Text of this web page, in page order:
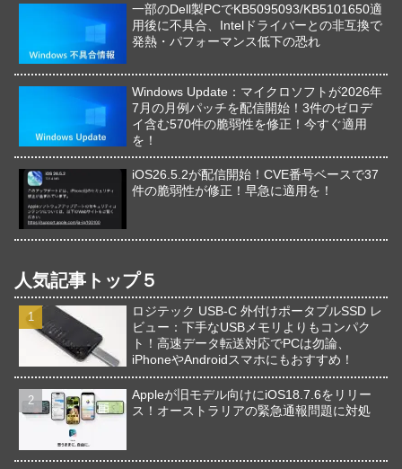
一部のDell製PCでKB5095093/KB5101650適
用後に不具合、Intelドライバーとの非互換で
発熱・パフォーマンス低下の恐れ
Windows Update：マイクロソフトが2026年
7月の月例パッチを配信開始！3件のゼロデ
イ含む570件の脆弱性を修正！今すぐ適用
を！
iOS26.5.2が配信開始！CVE番号ベースで37
件の脆弱性が修正！早急に適用を！
人気記事トップ５
ロジテック USB-C 外付けポータブルSSD レ
ビュー：下手なUSBメモリよりもコンパク
ト！高速データ転送対応でPCは勿論、
iPhoneやAndroidスマホにもおすすめ！
Appleが旧モデル向けにiOS18.7.6をリリー
ス！オーストラリアの緊急通報問題に対処